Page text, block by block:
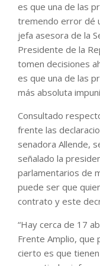
es que una de las
tremendo error dé
jefa asesora de la
Presidente de la
tomen decisiones
es que una de las
más absoluta
Consultado
frente las
senadora Allende,
señalado la
parlamentarios de
puede ser que
contrato y este
“Hay cerca de 17
Frente Amplio, que
cierto es que